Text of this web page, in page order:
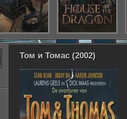
Том и Томас (2002)